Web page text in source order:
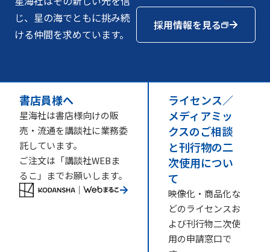
じ、星の海でともに挑み続
ける仲間を求めています。
採用情報を見る
書店員様へ
星海社は書店様向けの販
売・流通を講談社に業務委
託しています。
ご注文は「講談社WEBま
るこ」までお願いします。
ライセンス／
メディアミッ
クスのご相談
と刊行物の二
次使用につい
て
映像化・商品化な
どのライセンスお
よび刊行物二次使
用の申請窓口で